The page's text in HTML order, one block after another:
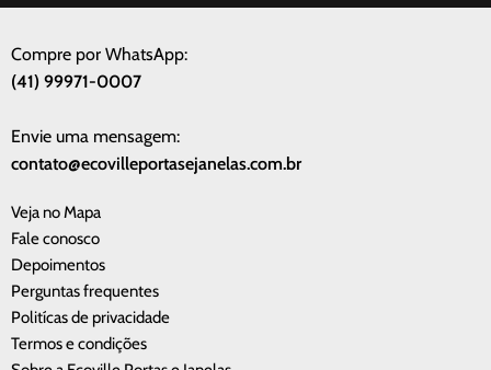
Compre por WhatsApp:
(41) 99971-0007
Envie uma mensagem:
contato@ecovilleportasejanelas.com.br
Veja no Mapa
Fale conosco
Depoimentos
Perguntas frequentes
Politícas de privacidade
Termos e condições